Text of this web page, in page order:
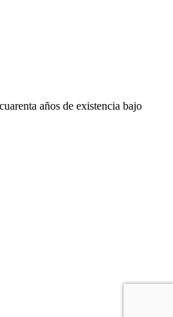
años de existencia bajo